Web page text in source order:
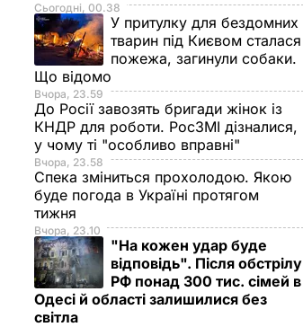
Сьогодні, 00.38
У притулку для бездомних
тварин під Києвом сталася
пожежа, загинули собаки.
Що відомо
Вчора, 23.59
До Росії завозять бригади жінок із
КНДР для роботи. РосЗМІ дізналися,
у чому ті "особливо вправні"
Вчора, 23.58
Спека зміниться прохолодою. Якою
буде погода в Україні протягом
тижня
Вчора, 23.10
"На кожен удар буде
відповідь". Після обстрілу
РФ понад 300 тис. сімей в
Одесі й області залишилися без
світла